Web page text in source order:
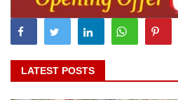
LATEST POSTS